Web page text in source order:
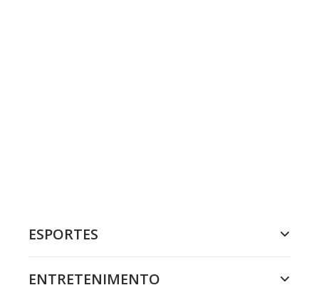
ESPORTES
ENTRETENIMENTO